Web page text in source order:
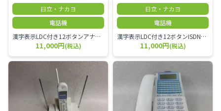
日立・ナカヨ
電話機
漢字表示LDC付き12ボタンアナログ停電電話機
11,000円(税込)
日立・ナカヨ
電話機
漢字表示LDC付き12ボタンISDN停電用電話機
11,000円(税込)